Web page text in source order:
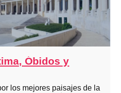
Óbidos y
los mejores paisajes de la